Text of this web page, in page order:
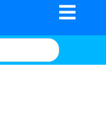
Toggle